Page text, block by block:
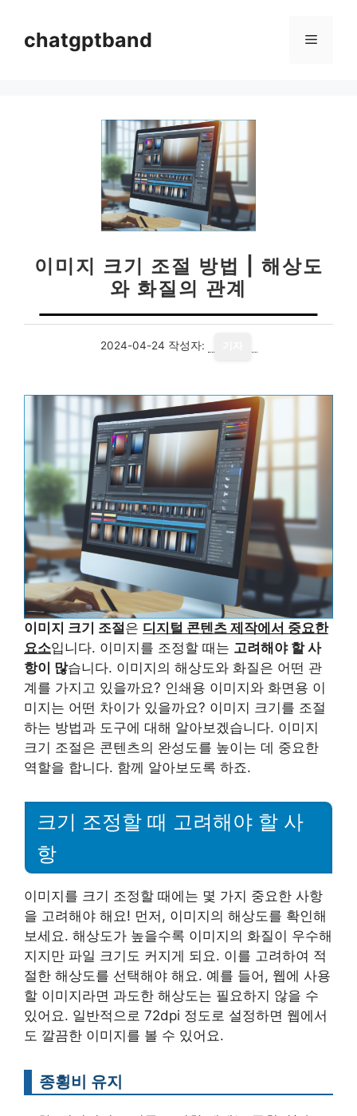
chatgptband 메
이미지 크기 조절 방법 | 해상도
와 화질의 관계
2024-04-24 작성자:
이미지 크기 조절은 디지털 콘텐츠 제작에서 중요한
요소입니다. 이미지를 조정할 때는 고려해야 할 사
항이 많습니다. 이미지의 해상도와 화질은 어떤 관
계를 가지고 있을까요? 인쇄용 이미지와 화면용 이
미지는 어떤 차이가 있을까요? 이미지 크기를 조절
하는 방법과 도구에 대해 알아보겠습니다. 이미지
크기 조절은 콘텐츠의 완성도를 높이는 데 중요한
역할을 합니다. 함께 알아보도록 하죠.
크기 조정할 때 고려해야 할 사
항
이미지를 크기 조정할 때에는 몇 가지 중요한 사항
을 고려해야 해요! 먼저, 이미지의 해상도를 확인해
보세요. 해상도가 높을수록 이미지의 화질이 우수해
지지만 파일 크기도 커지게 되요. 이를 고려하여 적
절한 해상도를 선택해야 해요. 예를 들어, 웹에 사용
할 이미지라면 과도한 해상도는 필요하지 않을 수
있어요. 일반적으로 72dpi 정도로 설정하면 웹에서
도 깔끔한 이미지를 볼 수 있어요.
종횡비 유지